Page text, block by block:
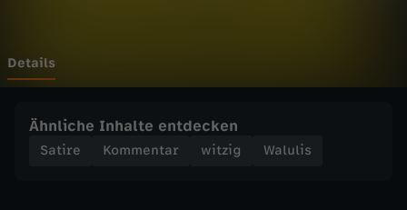
d
e
Details
Ähnliche Inhalte entdecken
Satire Kommentar witzig Walulis